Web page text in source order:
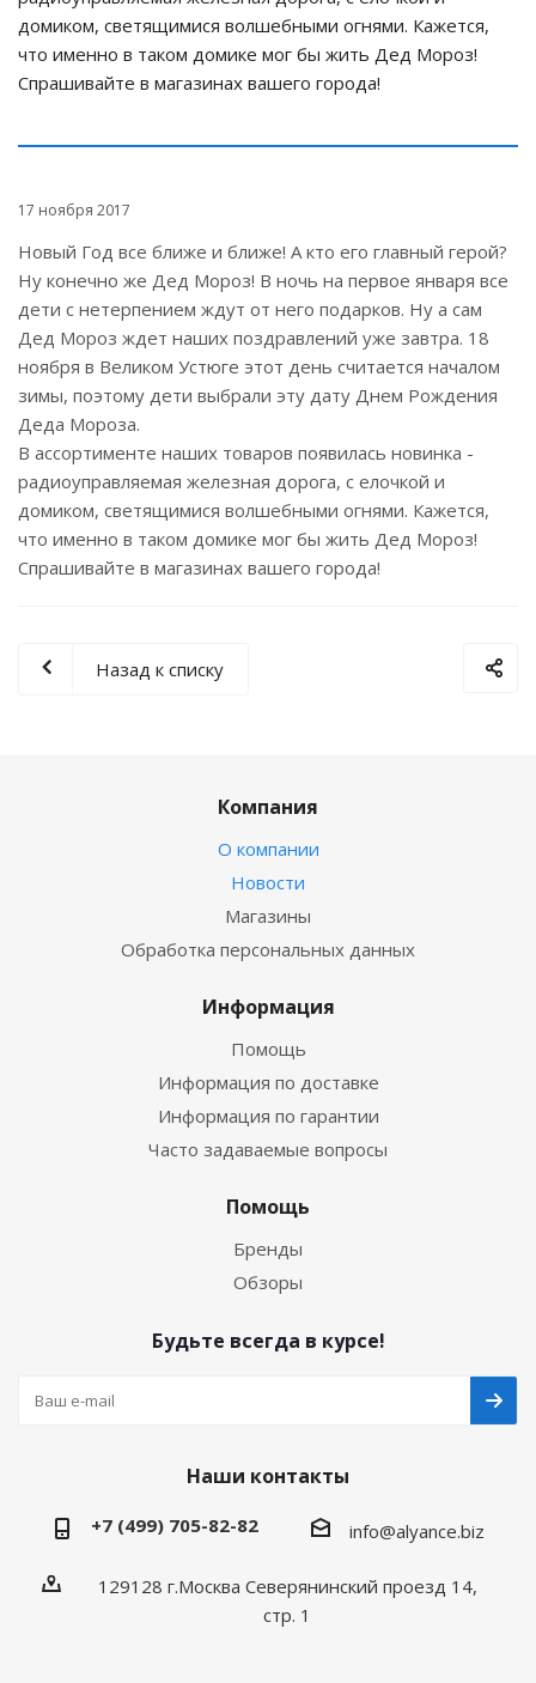
домиком, светящимися волшебными огнями. Кажется,
что именно в таком домике мог бы жить Дед Мороз!
Спрашивайте в магазинах вашего города!
17 ноября 2017
Новый Год все ближе и ближе! А кто его главный герой?
Ну конечно же Дед Мороз! В ночь на первое января все
дети с нетерпением ждут от него подарков. Ну а сам
Дед Мороз ждет наших поздравлений уже завтра. 18
ноября в Великом Устюге этот день считается началом
зимы, поэтому дети выбрали эту дату Днем Рождения
Деда Мороза.
В ассортименте наших товаров появилась новинка -
радиоуправляемая железная дорога, с елочкой и
домиком, светящимися волшебными огнями. Кажется,
что именно в таком домике мог бы жить Дед Мороз!
Спрашивайте в магазинах вашего города!
Назад к списку
Компания
О компании
Новости
Магазины
Обработка персональных данных
Информация
Помощь
Информация по доставке
Информация по гарантии
Часто задаваемые вопросы
Помощь
Бренды
Обзоры
Будьте всегда в курсе!
Наши контакты
+7 (499) 705-82-82 info@alyance.biz
129128 г.Москва Северянинский проезд 14,
стр. 1